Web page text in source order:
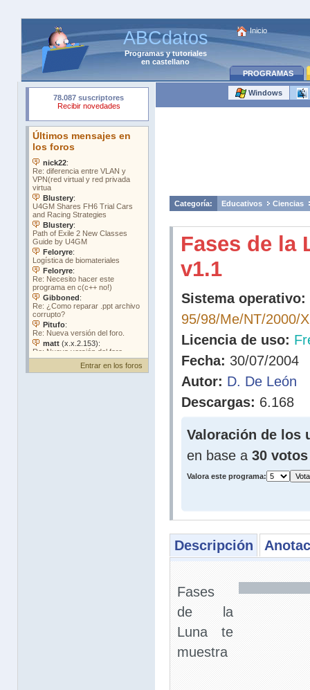
ABCdatos
Programasytutoriales
en castellano
Inicio
PROGRAMAS
Entrar en los foros
Windows
Categoría: Educativos Ciencias
Fases de la
v1.1
Sistema operativo:
95/98/Me/NT/2000/
Licencia de uso:
Fecha: 30/07/2004
Autor: D. De León
Descargas: 6.168
Valoración de los
en base a 30 votos
Valora este programa:
Descripción
Fases
de la
Luna te
muestra